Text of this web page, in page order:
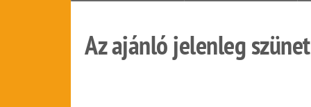
Az ajánló jelenleg